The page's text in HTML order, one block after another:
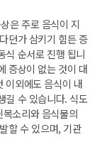
은 주로 음식이 지
던가 삼키기 힘든 증
식 순서로 진행 됩니
증상이 없는 것이 대
이외에도 음식이 내
길 수 있습니다. 식도
소리와 음식물의
할 수 있으며, 기관